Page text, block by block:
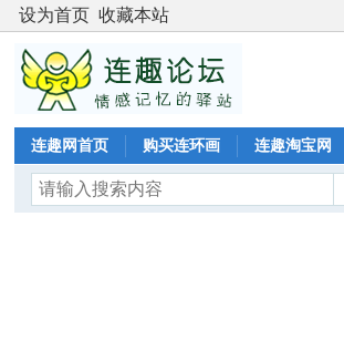
设为首页 收藏本站
连趣网首页 购买连环画 连趣淘宝网